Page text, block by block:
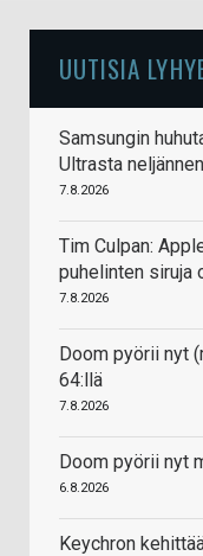
UUTISIA
Samsungin
Ultrasta
7.8.2026
Tim Culpan:
puhelinten siruja
7.8.2026
Doom pyörii nyt
64:llä
7.8.2026
Doom pyörii nyt
6.8.2026
Keychron